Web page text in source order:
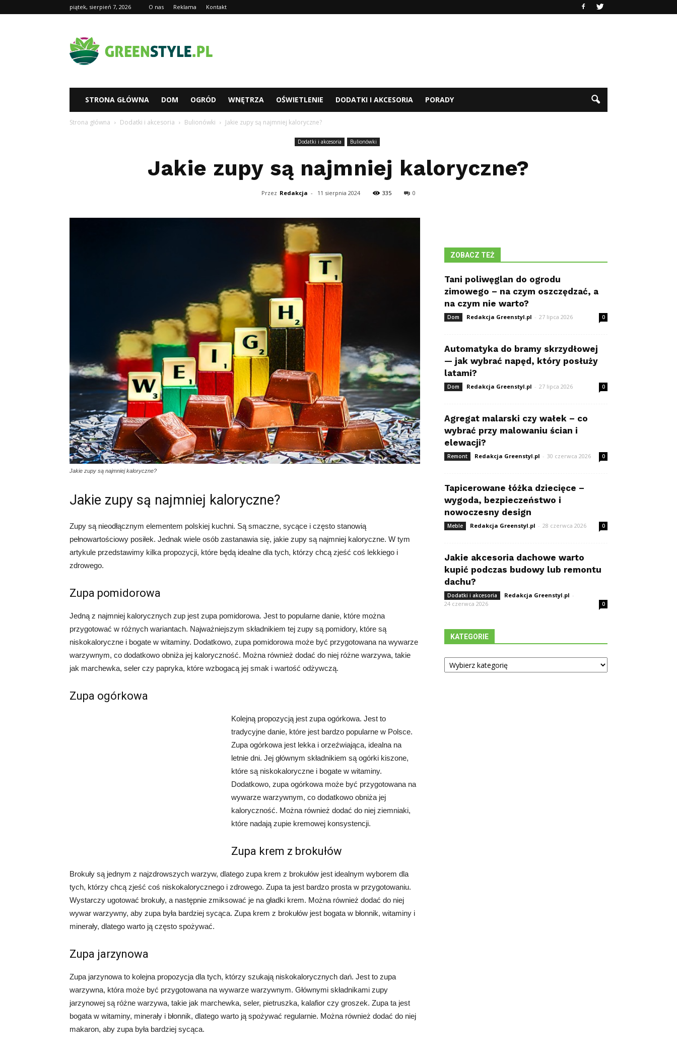
piątek, sierpień 7, 2026 O nas Reklama Kontakt
STRONA GŁÓWNA DOM OGRÓD WNĘTRZA OŚWIETLENIE DODATKI I AKCESORIA PORADY
Strona główna Dodatki i akcesoria Bulionówki Jakie zupy są najmniej kaloryczne?
Dodatki i akcesoria Bulionówki
Jakie zupy są najmniej kaloryczne?
Przez Redakcja - 11 sierpnia 2024 335 0
Jakie zupy są najmniej kaloryczne?
Jakie zupy są najmniej kaloryczne?
Zupy są nieodłącznym elementem polskiej kuchni. Są smaczne, sycące i często stanowią
pełnowartościowy posiłek. Jednak wiele osób zastanawia się, jakie zupy są najmniej kaloryczne. W tym
artykule przedstawimy kilka propozycji, które będą idealne dla tych, którzy chcą zjeść coś lekkiego i
zdrowego.
Zupa pomidorowa
Jedną z najmniej kalorycznych zup jest zupa pomidorowa. Jest to popularne danie, które można
przygotować w różnych wariantach. Najważniejszym składnikiem tej zupy są pomidory, które są
niskokaloryczne i bogate w witaminy. Dodatkowo, zupa pomidorowa może być przygotowana na wywarze
warzywnym, co dodatkowo obniża jej kaloryczność. Można również dodać do niej różne warzywa, takie
jak marchewka, seler czy papryka, które wzbogacą jej smak i wartość odżywczą.
Zupa ogórkowa
Kolejną propozycją jest zupa ogórkowa. Jest to
tradycyjne danie, które jest bardzo popularne w Polsce.
Zupa ogórkowa jest lekka i orzeźwiająca, idealna na
letnie dni. Jej głównym składnikiem są ogórki kiszone,
które są niskokaloryczne i bogate w witaminy.
Dodatkowo, zupa ogórkowa może być przygotowana na
wywarze warzywnym, co dodatkowo obniża jej
kaloryczność. Można również dodać do niej ziemniaki,
które nadają zupie kremowej konsystencji.
Zupa krem z brokułów
Brokuły są jednym z najzdrowszych warzyw, dlatego zupa krem z brokułów jest idealnym wyborem dla
tych, którzy chcą zjeść coś niskokalorycznego i zdrowego. Zupa ta jest bardzo prosta w przygotowaniu.
Wystarczy ugotować brokuły, a następnie zmiksować je na gładki krem. Można również dodać do niej
wywar warzywny, aby zupa była bardziej sycąca. Zupa krem z brokułów jest bogata w błonnik, witaminy i
minerały, dlatego warto ją często spożywać.
Zupa jarzynowa
Zupa jarzynowa to kolejna propozycja dla tych, którzy szukają niskokalorycznych dań. Jest to zupa
warzywna, która może być przygotowana na wywarze warzywnym. Głównymi składnikami zupy
jarzynowej są różne warzywa, takie jak marchewka, seler, pietruszka, kalafior czy groszek. Zupa ta jest
bogata w witaminy, minerały i błonnik, dlatego warto ją spożywać regularnie. Można również dodać do niej
makaron, aby zupa była bardziej sycąca.
ZOBACZ TEŻ
Tani poliwęglan do ogrodu
zimowego – na czym oszczędzać, a
na czym nie warto?
Dom Redakcja Greenstyl.pl - 27 lipca 2026 0
Automatyka do bramy skrzydłowej
— jak wybrać napęd, który posłuży
latami?
Dom Redakcja Greenstyl.pl - 27 lipca 2026 0
Agregat malarski czy wałek – co
wybrać przy malowaniu ścian i
elewacji?
Remont Redakcja Greenstyl.pl - 30 czerwca 2026 0
Tapicerowane łóżka dziecięce –
wygoda, bezpieczeństwo i
nowoczesny design
Meble Redakcja Greenstyl.pl - 28 czerwca 2026 0
Jakie akcesoria dachowe warto
kupić podczas budowy lub remontu
dachu?
Dodatki i akcesoria Redakcja Greenstyl.pl -
24 czerwca 2026
0
KATEGORIE
Kategorie